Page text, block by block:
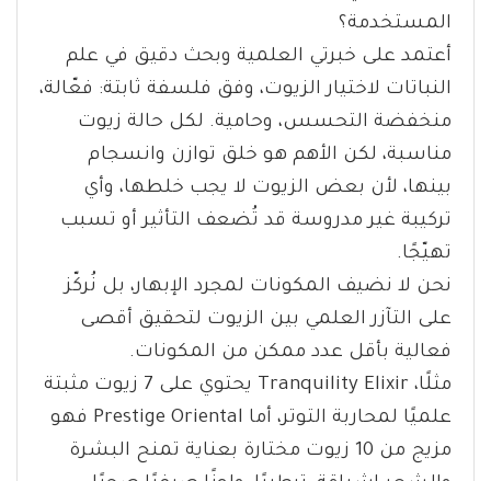
المستخدمة؟
أعتمد على خبرتي العلمية وبحث دقيق في علم
النباتات لاختيار الزيوت، وفق فلسفة ثابتة: فعّالة،
منخفضة التحسس، وحامية. لكل حالة زيوت
مناسبة، لكن الأهم هو خلق توازن وانسجام
بينها، لأن بعض الزيوت لا يجب خلطها، وأي
تركيبة غير مدروسة قد تُضعف التأثير أو تسبب
تهيّجًا.
نحن لا نضيف المكونات لمجرد الإبهار، بل نُركّز
على التآزر العلمي بين الزيوت لتحقيق أقصى
فعالية بأقل عدد ممكن من المكونات.
مثلًا، Tranquility Elixir يحتوي على 7 زيوت مثبتة
علميًا لمحاربة التوتر، أما Prestige Oriental فهو
مزيج من 10 زيوت مختارة بعناية تمنح البشرة